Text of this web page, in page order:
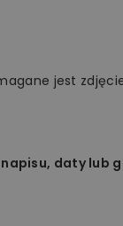
jest
daty lub